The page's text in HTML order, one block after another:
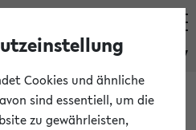
eKVV
Cookies und ähnliche
sind essentiell, um die
zu gewährleisten,